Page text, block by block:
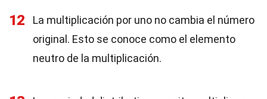
12
La multiplicación por uno no cambia el número
original. Esto se conoce como el elemento
neutro de la multiplicación.